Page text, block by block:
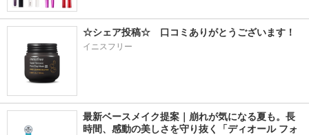
☆シェア投稿☆　口コミありがとうございます！
イニスフリー
最新ベースメイク提案｜崩れが気になる夏も。長
時間、感動の美しさを守り抜く「ディオール フォ